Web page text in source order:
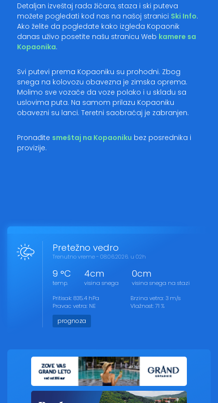
Detaljan izveštaj rada žičara, staza i ski puteva
možete pogledati kod nas na našoj stranici Ski Info.
Ako želite da pogledate kako izgleda Kopaonik
danas uživo posetite našu stranicu Web kamere sa
Kopaonika.
Svi putevi prema Kopaoniku su prohodni. Zbog
snega na kolovozu obavezna je zimska oprema.
Molimo sve vozače da voze polako i u skladu sa
uslovima puta. Na samom prilazu Kopaoniku
obavezni su lanci. Teretni saobraćaj je zabranjen.
Pronađite smeštaj na Kopaoniku bez posrednika i
provizije.
Pretežno vedro
Trenutno vreme - 08.06.2026. u 02h
9 °C
temp.
4cm
visina snega
0cm
visina snega na stazi
Pritisak: 835.4 hPa
Pravac vetra: NE
Brzina vetra: 3 m/s
Vlažnost: 71 %
prognoza